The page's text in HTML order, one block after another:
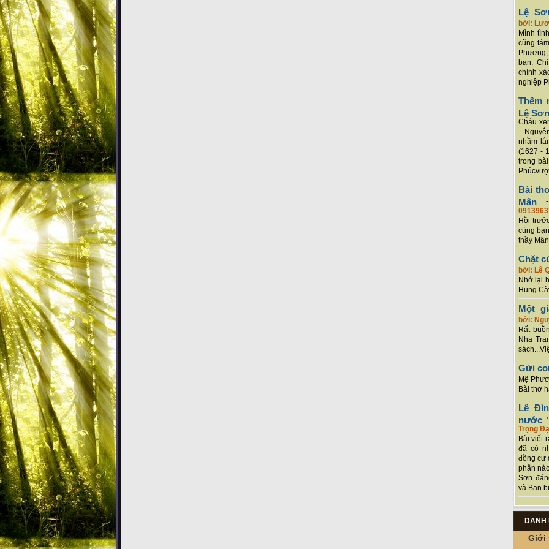
Lệ
bởi:
Mình
cũng
bạn.
chính
nghiệp
Thêm
Lệ Sơn
Cháu
-
nhầm
(1627 -
trong
Bài
Mân
Hồi
cùng
thầy
Chặt
bởi: Lê
Nhớ lại
Hung
Một
bởi:
Rất
Nha
Gửi
Mệ
Bài thơ
Lê
nước
Trọng
Bài viết
đã có
đồng cư
phần
Sơn
và Ban
DANH
Giới